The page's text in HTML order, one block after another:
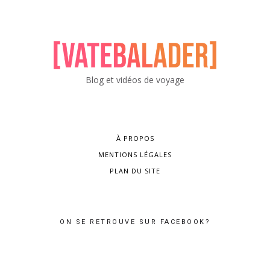
Blog et vidéos de voyage
À PROPOS
MENTIONS LÉGALES
PLAN DU SITE
ON SE RETROUVE SUR FACEBOOK?